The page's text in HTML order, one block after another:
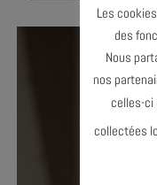
Les
des
Nous
nos
celles-ci
collectées